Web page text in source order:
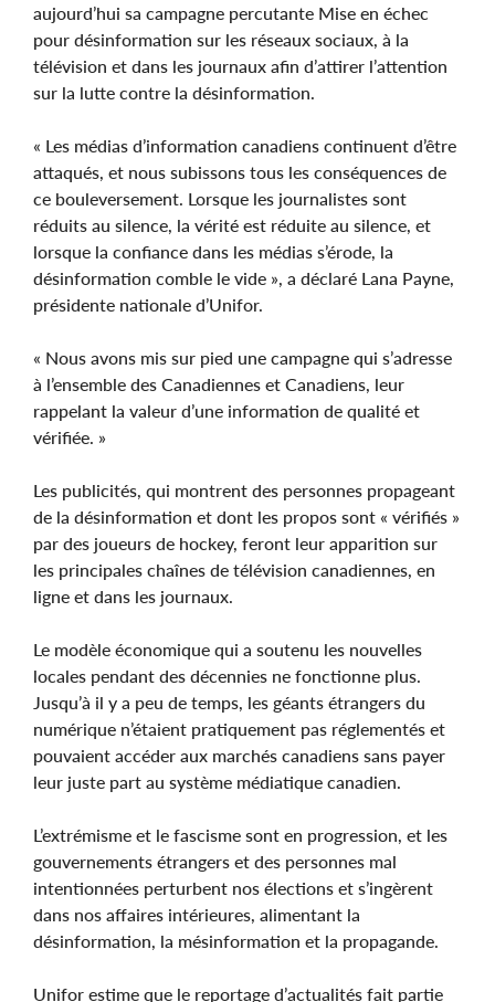
aujourd’hui sa campagne percutante Mise en échec
pour désinformation sur les réseaux sociaux, à la
télévision et dans les journaux afin d’attirer l’attention
sur la lutte contre la désinformation.
« Les médias d’information canadiens continuent d’être
attaqués, et nous subissons tous les conséquences de
ce bouleversement. Lorsque les journalistes sont
réduits au silence, la vérité est réduite au silence, et
lorsque la confiance dans les médias s’érode, la
désinformation comble le vide », a déclaré Lana Payne,
présidente nationale d’Unifor.
« Nous avons mis sur pied une campagne qui s’adresse
à l’ensemble des Canadiennes et Canadiens, leur
rappelant la valeur d’une information de qualité et
vérifiée. »
Les publicités, qui montrent des personnes propageant
de la désinformation et dont les propos sont « vérifiés »
par des joueurs de hockey, feront leur apparition sur
les principales chaînes de télévision canadiennes, en
ligne et dans les journaux.
Le modèle économique qui a soutenu les nouvelles
locales pendant des décennies ne fonctionne plus.
Jusqu’à il y a peu de temps, les géants étrangers du
numérique n’étaient pratiquement pas réglementés et
pouvaient accéder aux marchés canadiens sans payer
leur juste part au système médiatique canadien.
L’extrémisme et le fascisme sont en progression, et les
gouvernements étrangers et des personnes mal
intentionnées perturbent nos élections et s’ingèrent
dans nos affaires intérieures, alimentant la
désinformation, la mésinformation et la propagande.
Unifor estime que le reportage d’actualités fait partie